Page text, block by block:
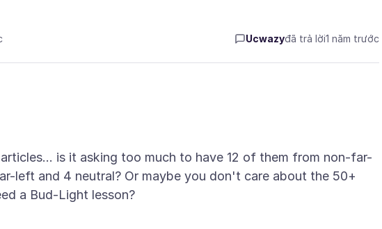
Ucwazyđã trả lời1 năm trước
is it asking too much to have 12 of them from non-far-
left and 4 neutral? Or maybe you don't care about the 50+